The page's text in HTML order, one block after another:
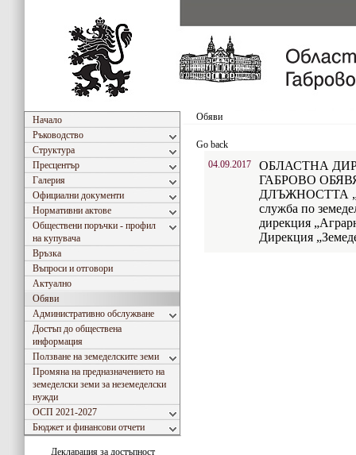
Начало
Ръководство
Структура
Пресцентър
Галерия
Официални документи
Нормативни актове
Обществени поръчки - профил
на купувача
Връзка
Въпроси и отговори
Актуално
Обяви
Административно обслужване
Достъп до обществена
информация
Ползване на земеделските земи
Промяна на предназначението на
земеделски земи за неземеделски
нужди
ОСП 2021-2027
Бюджет и финансови отчети
Декларация за достъпност
Обяви
Go back
04.09.2017
ОБЛАСТНА
ГАБРОВО
ДЛЪЖНОСТТА
служба по
дирекция
Дирекция